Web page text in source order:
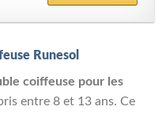
Runesol
coiffeuse pour les
entre 8 et 13 ans. Ce